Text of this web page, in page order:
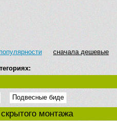
сначала дешевые
Подвесные биде
монтажа